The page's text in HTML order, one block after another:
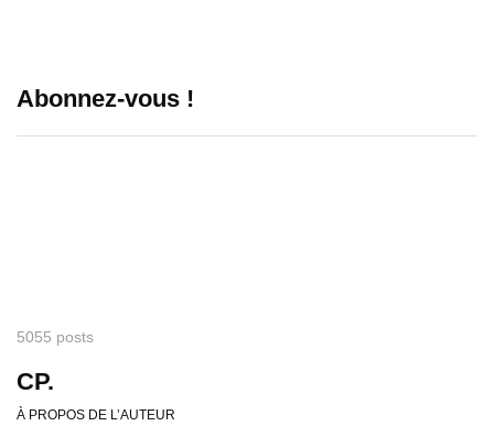
Abonnez-vous !
5055 posts
CP.
À PROPOS DE L’AUTEUR